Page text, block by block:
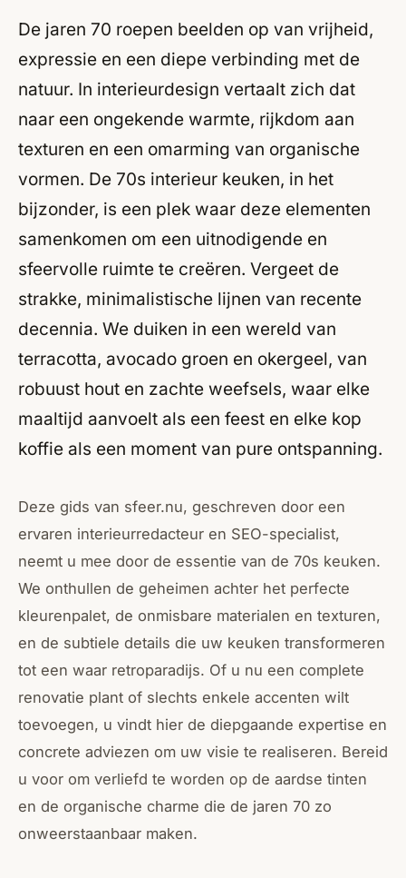
De jaren 70 roepen beelden op van vrijheid,
expressie en een diepe verbinding met de
natuur. In interieurdesign vertaalt zich dat
naar een ongekende warmte, rijkdom aan
texturen en een omarming van organische
vormen. De 70s interieur keuken, in het
bijzonder, is een plek waar deze elementen
samenkomen om een uitnodigende en
sfeervolle ruimte te creëren. Vergeet de
strakke, minimalistische lijnen van recente
decennia. We duiken in een wereld van
terracotta, avocado groen en okergeel, van
robuust hout en zachte weefsels, waar elke
maaltijd aanvoelt als een feest en elke kop
koffie als een moment van pure ontspanning.
Deze gids van sfeer.nu, geschreven door een
ervaren interieurredacteur en SEO-specialist,
neemt u mee door de essentie van de 70s keuken.
We onthullen de geheimen achter het perfecte
kleurenpalet, de onmisbare materialen en texturen,
en de subtiele details die uw keuken transformeren
tot een waar retroparadijs. Of u nu een complete
renovatie plant of slechts enkele accenten wilt
toevoegen, u vindt hier de diepgaande expertise en
concrete adviezen om uw visie te realiseren. Bereid
u voor om verliefd te worden op de aardse tinten
en de organische charme die de jaren 70 zo
onweerstaanbaar maken.